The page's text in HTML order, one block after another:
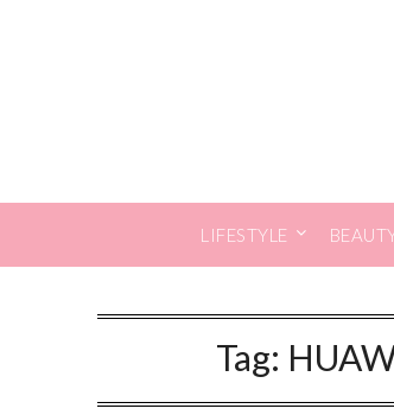
LIFESTYLE
Tag: